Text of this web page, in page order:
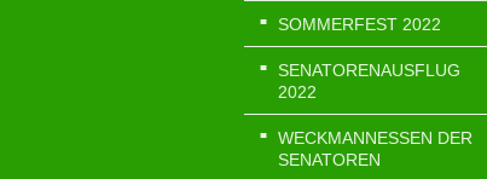
SOMMERFEST 2022
SENATORENAUSFLUG
2022
WECKMANNESSEN DER
SENATOREN